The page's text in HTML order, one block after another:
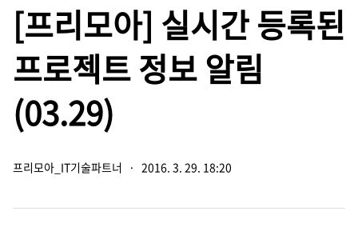
[프리모아] 실시간 등록된
프로젝트 정보 알림
(03.29)
프리모아_IT기술파트너 · 2016. 3. 29. 18:20